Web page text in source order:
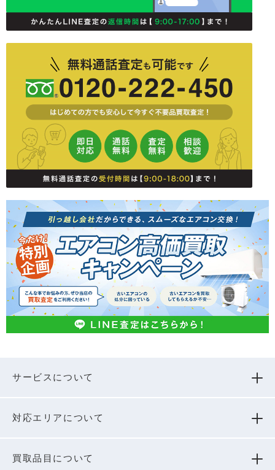
サービスについて
対応エリアについて
買取品⽬について